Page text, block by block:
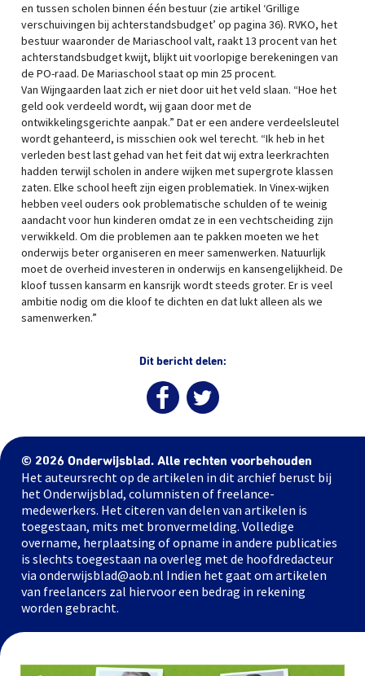
en tussen scholen binnen één bestuur (zie artikel ‘Grillige
verschuivingen bij achterstandsbudget’ op pagina 36). RVKO, het
bestuur waaronder de Mariaschool valt, raakt 13 procent van het
achterstandsbudget kwijt, blijkt uit voorlopige berekeningen van
de PO-raad. De Mariaschool staat op min 25 procent.
Van Wijngaarden laat zich er niet door uit het veld slaan. “Hoe het
geld ook verdeeld wordt, wij gaan door met de
ontwikkelingsgerichte aanpak.” Dat er een andere verdeelsleutel
wordt gehanteerd, is misschien ook wel terecht. “Ik heb in het
verleden best last gehad van het feit dat wij extra leerkrachten
hadden terwijl scholen in andere wijken met supergrote klassen
zaten. Elke school heeft zijn eigen problematiek. In Vinex-wijken
hebben veel ouders ook problematische schulden of te weinig
aandacht voor hun kinderen omdat ze in een vechtscheiding zijn
verwikkeld. Om die problemen aan te pakken moeten we het
onderwijs beter organiseren en meer samenwerken. Natuurlijk
moet de overheid investeren in onderwijs en kansengelijkheid. De
kloof tussen kansarm en kansrijk wordt steeds groter. Er is veel
ambitie nodig om die kloof te dichten en dat lukt alleen als we
samenwerken.”
Dit bericht delen:
© 2026 Onderwijsblad. Alle rechten voorbehouden
Het auteursrecht op de artikelen in dit archief berust bij
het Onderwijsblad, columnisten of freelance-
medewerkers. Het citeren van delen van artikelen is
toegestaan, mits met bronvermelding. Volledige
overname, herplaatsing of opname in andere publicaties
is slechts toegestaan na overleg met de hoofdredacteur
via onderwijsblad@aob.nl Indien het gaat om artikelen
van freelancers zal hiervoor een bedrag in rekening
worden gebracht.